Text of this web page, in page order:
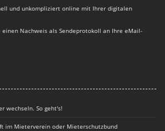
und unkompliziert online mit Ihrer digitalen
einen Nachweis als Sendeprotokoll an Ihre eMail-
wechseln. So geht's!
im Mieterverein oder Mieterschutzbund